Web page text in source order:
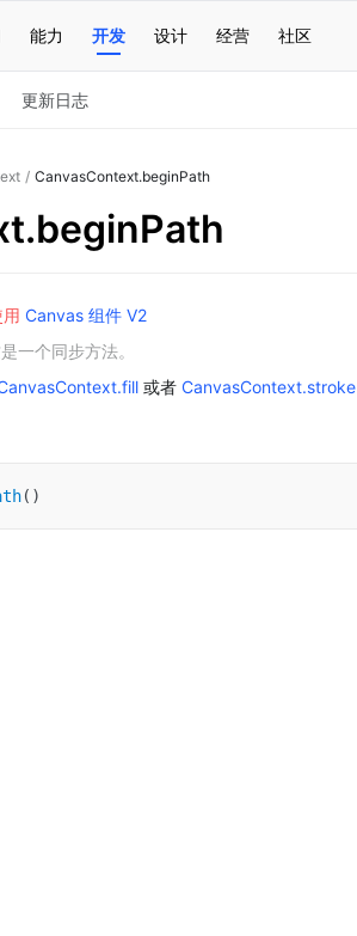
能力 开发 设计 经营 社区
更新日志
/ CanvasContext.beginPath
Canvas 组件 V2
一个同步方法。
或者 CanvasContext.stroke
( )